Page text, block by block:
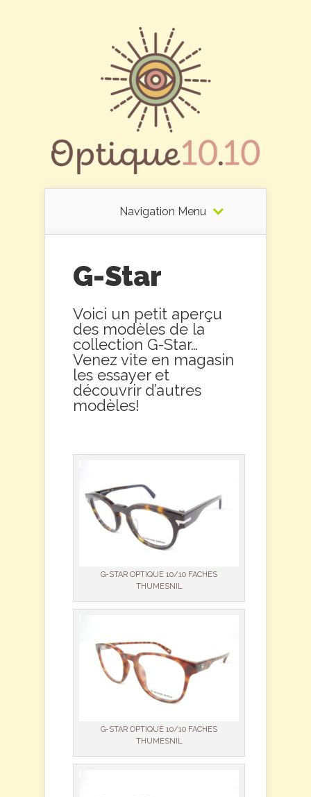
Navigation Menu
G-Star
Voici un petit aperçu
des modèles de la
collection G-Star…
Venez vite en magasin
les essayer et
découvrir d’autres
modèles!
G-STAR OPTIQUE 10/10 FACHES
THUMESNIL
G-STAR OPTIQUE 10/10 FACHES
THUMESNIL